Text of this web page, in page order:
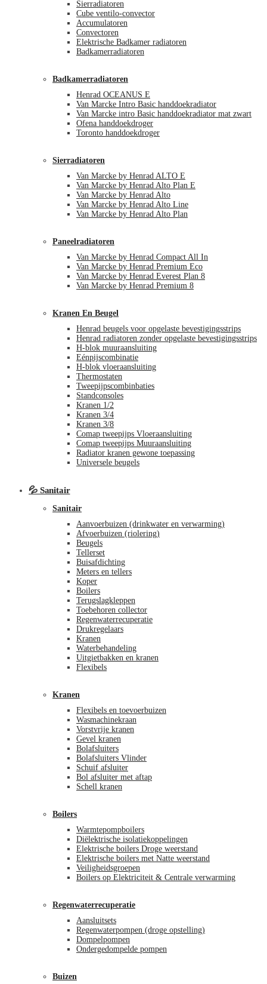
Sierradiatoren
Cube ventilo-convector
Accumulatoren
Convectoren
Elektrische Badkamer radiatoren
Badkamerradiatoren
Badkamerradiatoren
Henrad OCEANUS E
Van Marcke Intro Basic handdoekradiator
Van Marcke intro Basic handdoekradiator mat zwart
Ofena handdoekdroger
Toronto handdoekdroger
Sierradiatoren
Van Marcke by Henrad ALTO E
Van Marcke by Henrad Alto Plan E
Van Marcke by Henrad Alto
Van Marcke by Henrad Alto Line
Van Marcke by Henrad Alto Plan
Paneelradiatoren
Van Marcke by Henrad Compact All In
Van Marcke by Henrad Premium Eco
Van Marcke by Henrad Everest Plan 8
Van Marcke by Henrad Premium 8
Kranen En Beugel
Henrad beugels voor opgelaste bevestigingsstrips
Henrad radiatoren zonder opgelaste bevestigingsstrips
H-blok muuraansluiting
Eénpijscombinatie
H-blok vloeraansluiting
Thermostaten
Tweepijpscombinbaties
Standconsoles
Kranen 1/2
Kranen 3/4
Kranen 3/8
Comap tweepijps Vloeraansluiting
Comap tweepijps Muuraansluiting
Radiator kranen gewone toepassing
Universele beugels
💦 Sanitair
Sanitair
Aanvoerbuizen (drinkwater en verwarming)
Afvoerbuizen (riolering)
Beugels
Tellerset
Buisafdichting
Meters en tellers
Koper
Boilers
Terugslagkleppen
Toebehoren collector
Regenwaterrecuperatie
Drukregelaars
Kranen
Waterbehandeling
Uitgietbakken en kranen
Flexibels
Kranen
Flexibels en toevoerbuizen
Wasmachinekraan
Vorstvrije kranen
Gevel kranen
Bolafsluiters
Bolafsluiters Vlinder
Schuif afsluiter
Bol afsluiter met aftap
Schell kranen
Boilers
Warmtepompboilers
Diëlektrische isolatiekoppelingen
Elektrische boilers Droge weerstand
Elektrische boilers met Natte weerstand
Veiligheidsgroepen
Boilers op Elektriciteit & Centrale verwarming
Regenwaterrecuperatie
Aansluitsets
Regenwaterpompen (droge opstelling)
Dompelpompen
Ondergedompelde pompen
Buizen